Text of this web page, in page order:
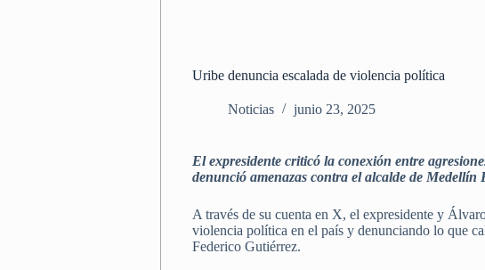
Uribe denuncia escalada de violencia política
Noticias junio 23, 2025
El expresidente criticó la conexión entre
denunció amenazas contra el alcalde de
A través de su cuenta en X, el expresidente y
violencia política en el país y denunciando lo que
Federico Gutiérrez.